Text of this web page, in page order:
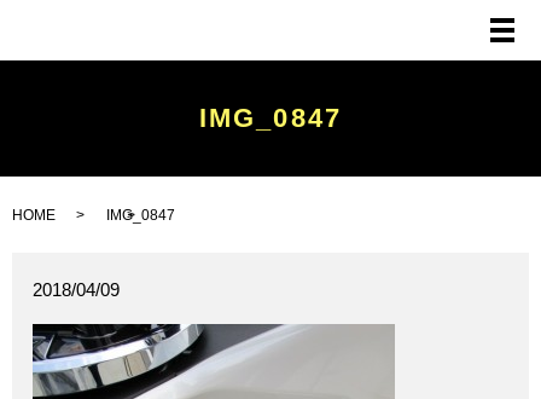
メ
IMG_0847
HOME IMG_0847
2018/04/09